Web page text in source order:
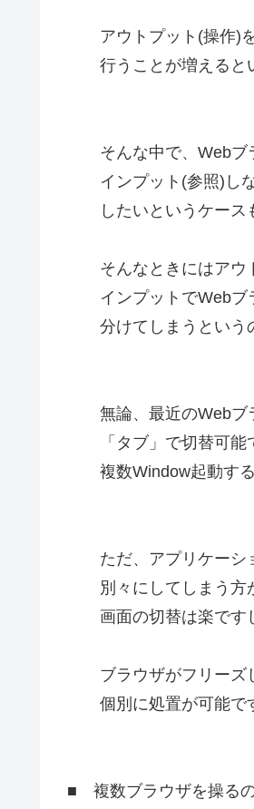
アウトプット(操作)を
行うことが増えると
そんな中で、Webブ
インプット(参照)しな
したいというケースも
そんなときにはアウ
インプットでWebブ
分けてしまうという
無論、最近のWebブ
「タブ」で切替可能
複数Window起動する
ただ、アプリケーシ
別々にしてしまう方
画面の切替は楽です
ブラウザがフリーズ
個別に処置が可能で
■ 複数ブラウザを操る